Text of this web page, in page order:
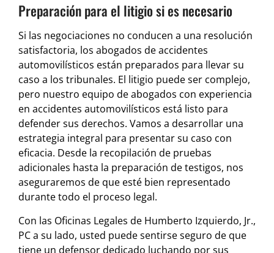
Preparación para el litigio si es necesario
Si las negociaciones no conducen a una resolución
satisfactoria, los abogados de accidentes
automovilísticos están preparados para llevar su
caso a los tribunales. El litigio puede ser complejo,
pero nuestro equipo de abogados con experiencia
en accidentes automovilísticos está listo para
defender sus derechos. Vamos a desarrollar una
estrategia integral para presentar su caso con
eficacia. Desde la recopilación de pruebas
adicionales hasta la preparación de testigos, nos
aseguraremos de que esté bien representado
durante todo el proceso legal.
Con las Oficinas Legales de Humberto Izquierdo, Jr.,
PC a su lado, usted puede sentirse seguro de que
tiene un defensor dedicado luchando por sus